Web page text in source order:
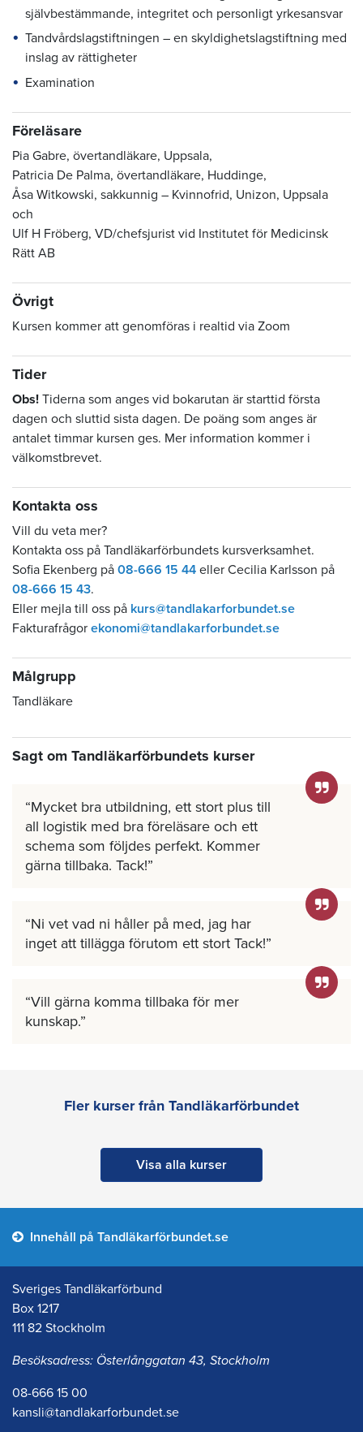
självbestämmande, integritet och personligt yrkesansvar
Tandvårdslagstiftningen – en skyldighetslagstiftning med
inslag av rättigheter
Examination
Föreläsare
Pia Gabre, övertandläkare, Uppsala,
Patricia De Palma, övertandläkare, Huddinge,
Åsa Witkowski, sakkunnig – Kvinnofrid, Unizon, Uppsala
och
Ulf H Fröberg, VD/chefsjurist vid Institutet för Medicinsk
Rätt AB
Övrigt
Kursen kommer att genomföras i realtid via Zoom
Tider
Obs! Tiderna som anges vid bokarutan är starttid första
dagen och sluttid sista dagen. De poäng som anges är
antalet timmar kursen ges. Mer information kommer i
välkomstbrevet.
Kontakta oss
Vill du veta mer?
Kontakta oss på Tandläkarförbundets kursverksamhet.
Sofia Ekenberg på 08-666 15 44 eller Cecilia Karlsson på
08-666 15 43.
Eller mejla till oss på kurs@tandlakarforbundet.se
Fakturafrågor ekonomi@tandlakarforbundet.se
Målgrupp
Tandläkare
Sagt om Tandläkarförbundets kurser
Mycket bra utbildning, ett stort plus till
all logistik med bra föreläsare och ett
schema som följdes perfekt. Kommer
gärna tillbaka. Tack!
Ni vet vad ni håller på med, jag har
inget att tillägga förutom ett stort Tack!
Vill gärna komma tillbaka för mer
kunskap.
Fler kurser från Tandläkarförbundet
Visa alla kurser
Innehåll på Tandläkarförbundet.se
Sveriges Tandläkarförbund
Box 1217
111 82 Stockholm
Besöksadress: Österlånggatan 43, Stockholm
08-666 15 00
kansli@tandlakarforbundet.se